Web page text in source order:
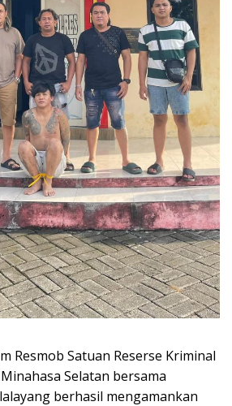
Resmob Satuan Reserse Kriminal
Selatan bersama
berhasil mengamankan